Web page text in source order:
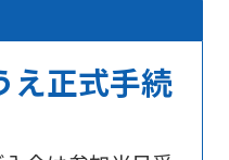
え正式手続
Central